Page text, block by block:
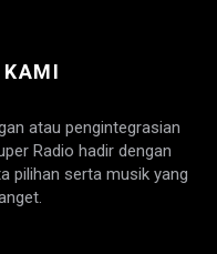
KAMI
atau pengintegrasian
Radio hadir dengan
pilihan serta musik yang